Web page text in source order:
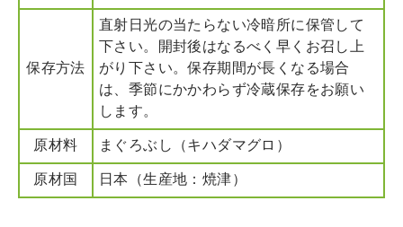
保存方法
直射日光の当たらない冷暗所に保管して
下さい。開封後はなるべく早くお召し上
がり下さい。保存期間が長くなる場合
は、季節にかかわらず冷蔵保存をお願い
します。
原材料 まぐろぶし（キハダマグロ）
原材国 日本（生産地：焼津）